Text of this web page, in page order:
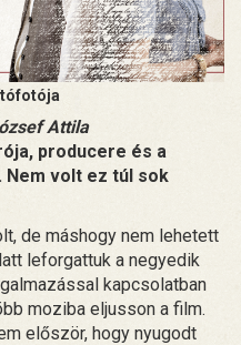
Attila
producere és a
volt ez túl sok
de máshogy nem lehetett
leforgattuk a negyedik
kapcsolatban
moziba eljusson a film.
először, hogy nyugodt